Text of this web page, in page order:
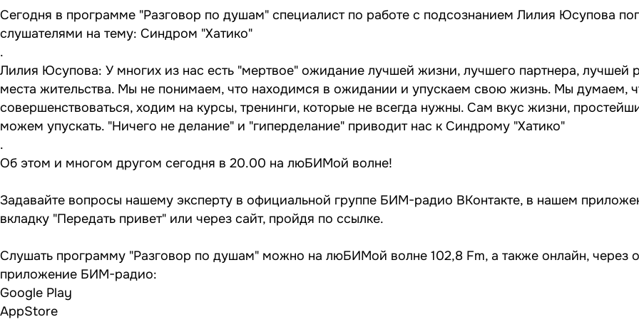
Сегодня в программе "Разговор по душам" специалист по работе с подсознанием Лилия Юсупова
слушателями на тему: Синдром "Хатико"
.
Лилия Юсупова: У многих из нас есть "мертвое" ожидание лучшей жизни, лучшего партнера, лучшей
места жительства. Мы не понимаем, что находимся в ожидании и упускаем свою жизнь. Мы думаем,
совершенствоваться, ходим на курсы, тренинги, которые не всегда нужны. Сам вкус жизни,
можем упускать. "Ничего не делание" и "гиперделание" приводит нас к Синдрому "Хатико"
.
Об этом и многом другом сегодня в 20.00 на люБИМой волне!
Задавайте вопросы нашему эксперту в официальной группе БИМ-радио ВКонтакте, в нашем
вкладку "Передать привет" или через сайт, пройдя по ссылке.
Слушать программу "Разговор по душам" можно на люБИМой волне 102,8 Fm, а также онлайн, через
приложение БИМ-радио:
Google Play
AppStore